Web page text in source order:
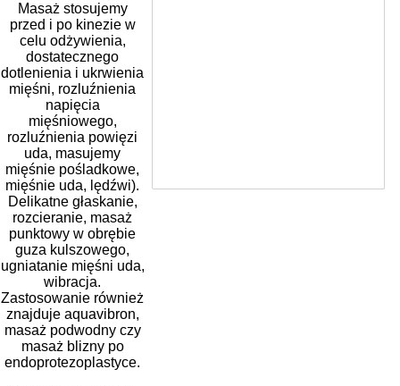
Masaż stosujemy
przed i po kinezie w
celu odżywienia,
dostatecznego
dotlenienia i ukrwienia
mięśni, rozluźnienia
napięcia
mięśniowego,
rozluźnienia powięzi
uda, masujemy
mięśnie pośladkowe,
mięśnie uda, lędźwi).
Delikatne głaskanie,
rozcieranie, masaż
punktowy w obrębie
guza kulszowego,
ugniatanie mięśni uda,
wibracja.
Zastosowanie również
znajduje aquavibron,
masaż podwodny czy
masaż blizny po
endoprotezoplastyce.